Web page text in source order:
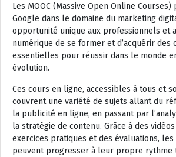
Les MOOC (Massive Open Online
Google dans le domaine du marketing
opportunité unique aux professionnels et
numérique de se former et d’acquérir des
essentielles pour réussir dans le monde
évolution.
Ces cours en ligne, accessibles à tous et
couvrent une variété de sujets allant du
la publicité en ligne, en passant par
la stratégie de contenu. Grâce à des
exercices pratiques et des évaluations,
peuvent progresser à leur propre rythme